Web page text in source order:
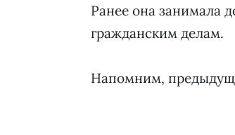
Ранее она занимала
гражданским делам.
Напомним,